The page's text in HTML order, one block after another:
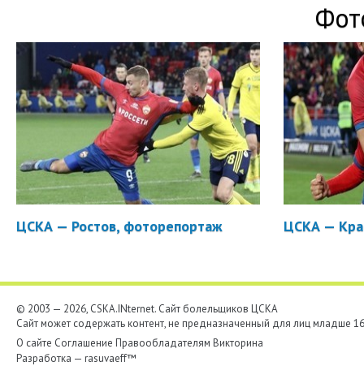
ЦСКА — Ростов, фоторепортаж ЦСКА —
© 2003 — 2026, CSKA.INternet. Cайт болельщиков ЦСКА
Сайт может содержать контент, не предназначенный для лиц младше
О сайте Соглашение Правообладателям Викторина
Разработка — rasuvaeff™